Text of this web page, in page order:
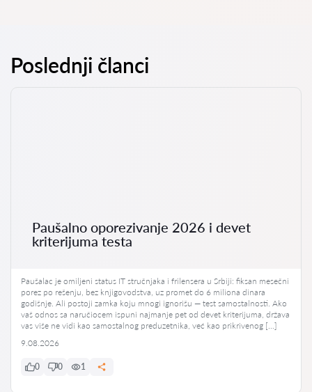
Poslednji članci
Paušalno oporezivanje 2026 i devet
kriterijuma testa
Paušalac je omiljeni status IT stručnjaka i frilensera u Srbiji: fiksan mesečni
porez po rešenju, bez knjigovodstva, uz promet do 6 miliona dinara
godišnje. Ali postoji zamka koju mnogi ignorišu — test samostalnosti. Ako
vaš odnos sa naručiocem ispuni najmanje pet od devet kriterijuma, država
vas više ne vidi kao samostalnog preduzetnika, već kao prikrivenog […]
9.08.2026
0 0 1